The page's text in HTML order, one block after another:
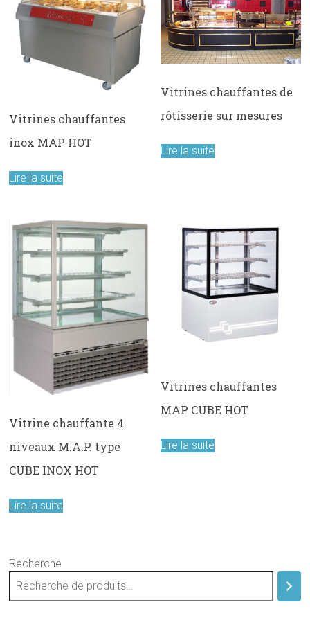
Vitrines chauffantes
inox MAP HOT
Lire la suite
Vitrines chauffantes de
rôtisserie sur mesures
Lire la suite
Vitrine chauffante 4
niveaux M.A.P. type
CUBE INOX HOT
Lire la suite
Vitrines chauffantes
MAP CUBE HOT
Lire la suite
Recherche